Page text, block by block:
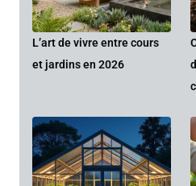
L’art de vivre entre cours
et jardins en 2026